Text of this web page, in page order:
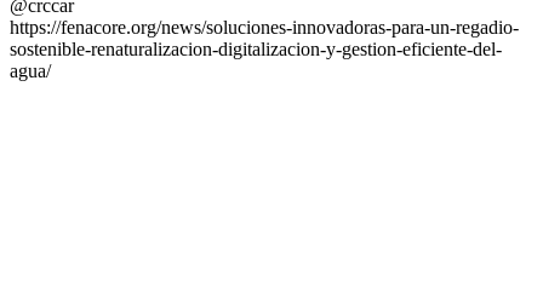
@crccar
https://fenacore.org/news/soluciones-innovadoras-para-un-regadio-
sostenible-renaturalizacion-digitalizacion-y-gestion-eficiente-del-
agua/